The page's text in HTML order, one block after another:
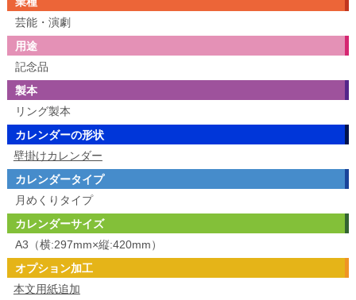
芸能・演劇
用途
記念品
製本
リング製本
カレンダーの形状
壁掛けカレンダー
カレンダータイプ
月めくりタイプ
カレンダーサイズ
A3（横:297mm×縦:420mm）
オプション加工
本文用紙追加